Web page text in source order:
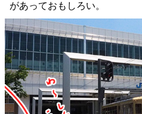
があっておもしろい。